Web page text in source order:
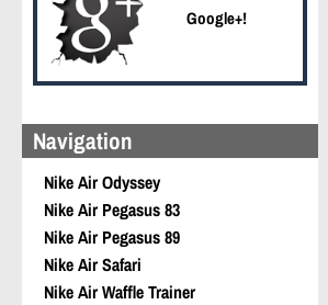
Google+!
Navigation
Nike Air Odyssey
Nike Air Pegasus 83
Nike Air Pegasus 89
Nike Air Safari
Nike Air Waffle Trainer